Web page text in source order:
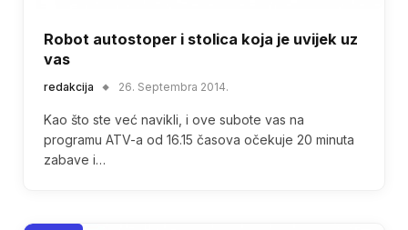
Robot autostoper i stolica koja je uvijek uz
vas
redakcija 26. Septembra 2014.
Kao što ste već navikli, i ove subote vas na
programu ATV-a od 16.15 časova očekuje 20 minuta
zabave i…